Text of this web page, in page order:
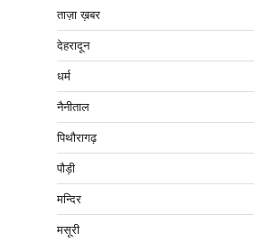
ताज़ा ख़बर
देहरादून
धर्म
नैनीताल
पिथौरागढ़
पौड़ी
मन्दिर
मसूरी